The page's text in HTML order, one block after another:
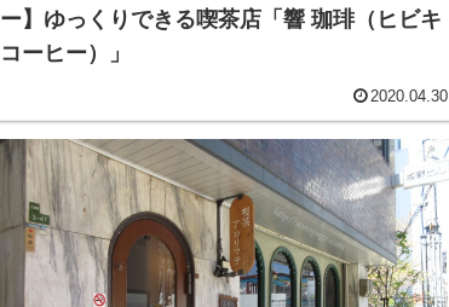
ー】ゆっくりできる喫茶店「響 珈琲（ヒビキ
コーヒー）」
2020.04.30